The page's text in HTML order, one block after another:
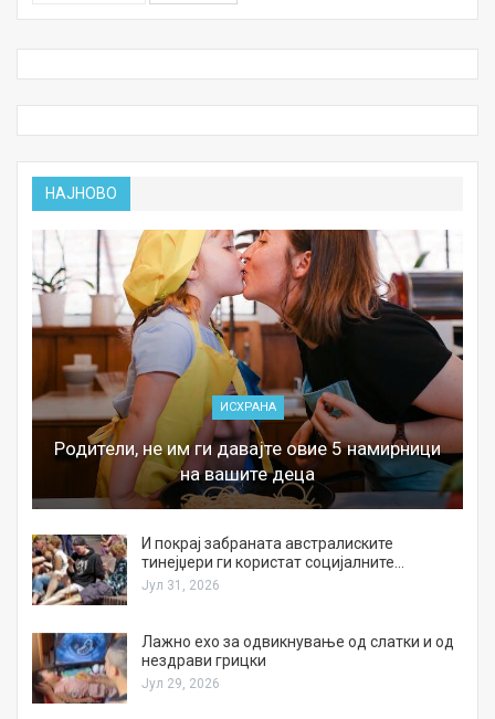
НАЈНОВО
ИСХРАНА
Родители, не им ги давајте овие 5 намирници
на вашите деца
И покрај забраната австралиските
тинејџери ги користат социјалните…
Јул 31, 2026
Лажно ехо за одвикнување од слатки и од
нездрави грицки
Јул 29, 2026